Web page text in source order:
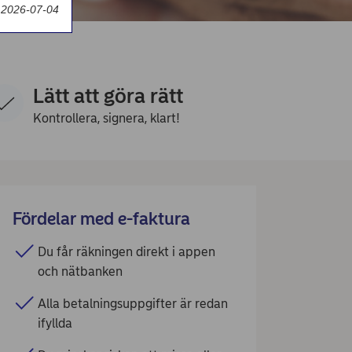
Lätt att göra rätt
Kontrollera, signera, klart!
Fördelar med e-faktura
Du får räkningen direkt i appen
och nätbanken
Alla betalningsuppgifter är redan
ifyllda
07-04